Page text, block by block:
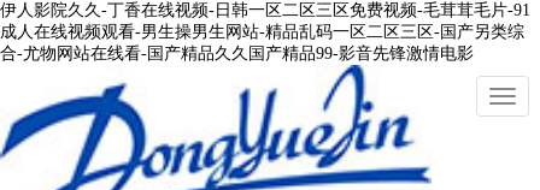
伊人影院久久-丁香在线视频-日韩一区二区三区免费视频-毛茸茸毛片-91
成人在线视频观看-男生操男生网站-精品乱码一区二区三区-国产另类综
合-尤物网站在线看-国产精品久久国产精品99-影音先锋激情电影
切
換